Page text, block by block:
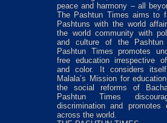
peace and harmony – all
The Pashtun Times aims to
Pashtuns with the world
the world community with
and culture of the Pashtun
Pashtun Times promotes
free education irrespective
and color. It considers
Malala’s Mission for
the social reforms of
Pashtun Times
discrimination and promotes
across the world.